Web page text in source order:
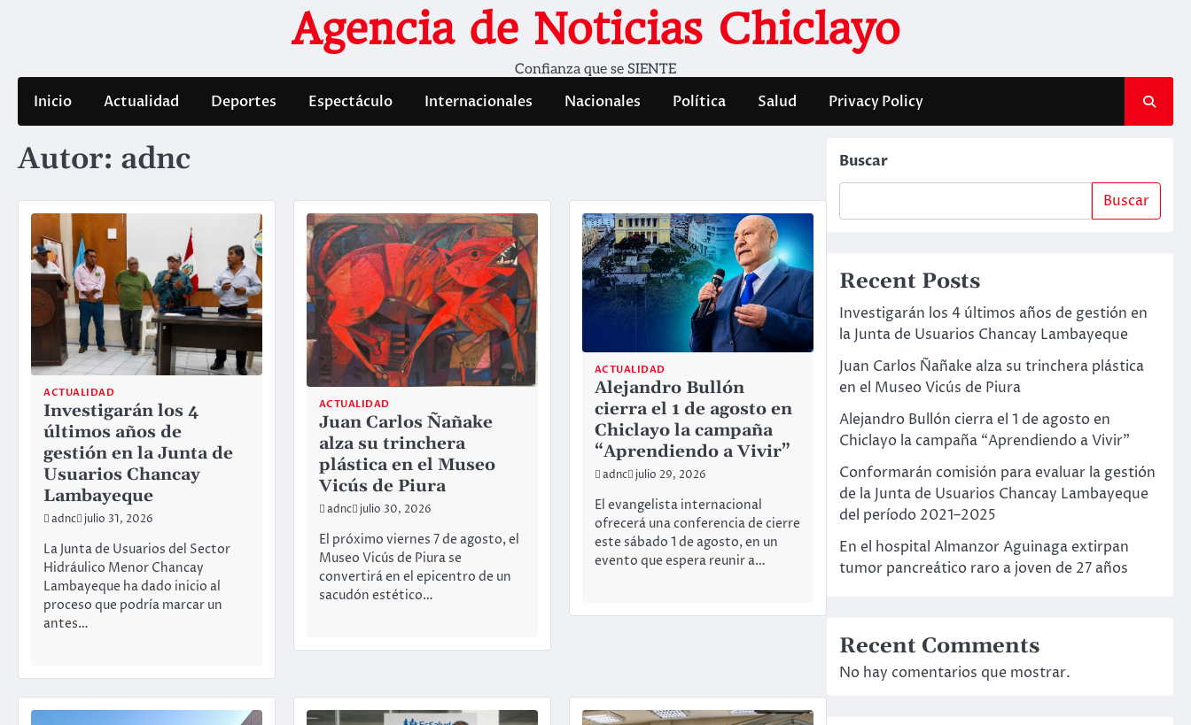
Agencia de Noticias Chiclayo
Confianza que se SIENTE
Inicio Actualidad Deportes Espectáculo Internacionales Nacionales Política Salud Privacy Policy
Autor: adnc
ACTUALIDAD
Investigarán los 4
últimos años de
gestión en la Junta de
Usuarios Chancay
Lambayeque
adnc julio 31, 2026
La Junta de Usuarios del Sector
Hidráulico Menor Chancay
Lambayeque ha dado inicio al
proceso que podría marcar un
antes…
ACTUALIDAD
Juan Carlos Ñañake
alza su trinchera
plástica en el Museo
Vicús de Piura
adnc julio 30, 2026
El próximo viernes 7 de agosto, el
Museo Vicús de Piura se
convertirá en el epicentro de un
sacudón estético…
ACTUALIDAD
Alejandro Bullón
cierra el 1 de agosto en
Chiclayo la campaña
“Aprendiendo a Vivir”
adnc julio 29, 2026
El evangelista internacional
ofrecerá una conferencia de cierre
este sábado 1 de agosto, en un
evento que espera reunir a…
Buscar
Buscar
Recent Posts
Investigarán los 4 últimos años de gestión en
la Junta de Usuarios Chancay Lambayeque
Juan Carlos Ñañake alza su trinchera plástica
en el Museo Vicús de Piura
Alejandro Bullón cierra el 1 de agosto en
Chiclayo la campaña “Aprendiendo a Vivir”
Conformarán comisión para evaluar la gestión
de la Junta de Usuarios Chancay Lambayeque
del período 2021–2025
En el hospital Almanzor Aguinaga extirpan
tumor pancreático raro a joven de 27 años
Recent Comments
No hay comentarios que mostrar.